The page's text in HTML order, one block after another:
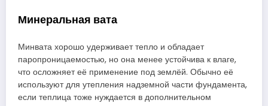
Минеральная вата
Минвата хорошо удерживает тепло и обладает
паропроницаемостью, но она менее устойчива к влаге,
что осложняет её применение под землёй. Обычно её
используют для утепления надземной части фундамента,
если теплица тоже нуждается в дополнительном